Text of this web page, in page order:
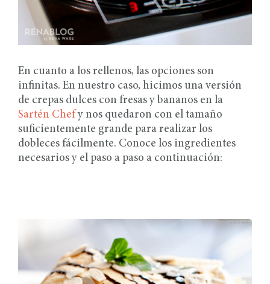
En cuanto a los rellenos, las opciones son
infinitas. En nuestro caso, hicimos una versión
de crepas dulces con fresas y bananos en la
Sartén Chefy nos quedaron con el tamaño
suficientemente grande para realizar los
dobleces fácilmente. Conoce los ingredientes
necesarios y el paso a paso a continuación: